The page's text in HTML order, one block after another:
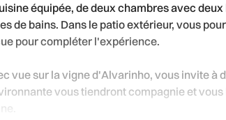
équipée, de deux chambres avec
de bains. Dans le patio extérieur, vous
pour compléter l'expérience.
vue sur la vigne d'Alvarinho, vous invite à
vous tiendront compagnie et